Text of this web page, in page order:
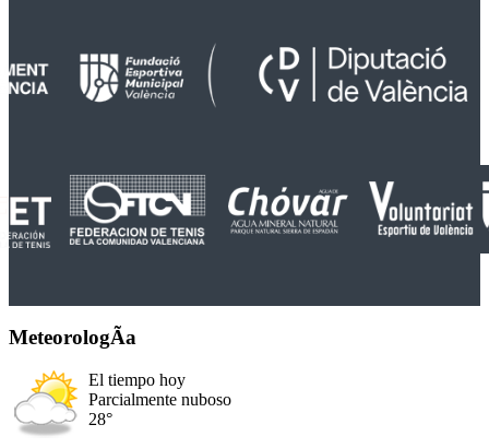
MeteorologÃ­a
El tiempo hoy
Parcialmente nuboso
28°